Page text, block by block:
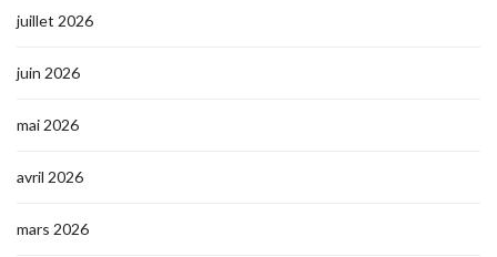
juillet 2026
juin 2026
mai 2026
avril 2026
mars 2026